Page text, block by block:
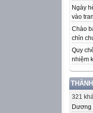
Ngày
vào
Chào
chỉn
Quy
nhiệm
321
Dương